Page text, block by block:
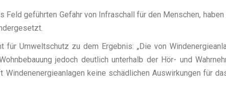
geführten Gefahr von Infraschall für den Menschen,
Umweltschutz zu dem Ergebnis: „Die von
jedoch deutlich unterhalb der Hör- und
keine schädlichen Auswirkungen für